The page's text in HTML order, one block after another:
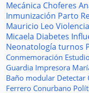
Mecánica Choferes
Inmunización Parto
Mauricio Leo
Micaela Diabetes
Neonatología turnos
Conmemoración
Guardia Impresora
Baño modular Detectar
Ferrero Conurbano